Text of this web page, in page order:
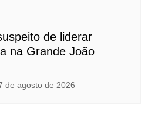
de liderar
na Grande João
de agosto de 2026